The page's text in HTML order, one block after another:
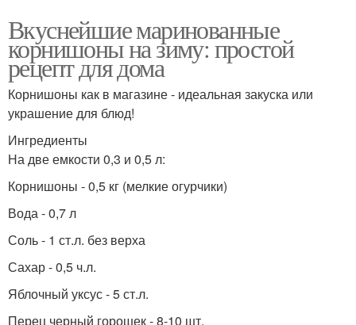
Вкуснейшие маринованные
корнишоны на зиму: простой
рецепт для дома
Корнишоны как в магазине - идеальная закуска или
украшение для блюд!
Ингредиенты
На две емкости 0,3 и 0,5 л:
Корнишоны - 0,5 кг (мелкие огурчики)
Вода - 0,7 л
Соль - 1 ст.л. без верха
Сахар - 0,5 ч.л.
Яблочный уксус - 5 ст.л.
Перец черный горошек - 8-10 шт.